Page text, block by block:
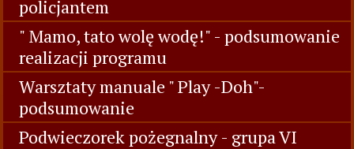
policjantem
" Mamo, tato wolę wodę!" - podsumowanie
realizacji programu
Warsztaty manuale " Play -Doh"-
podsumowanie
Podwieczorek pożegnalny - grupa VI